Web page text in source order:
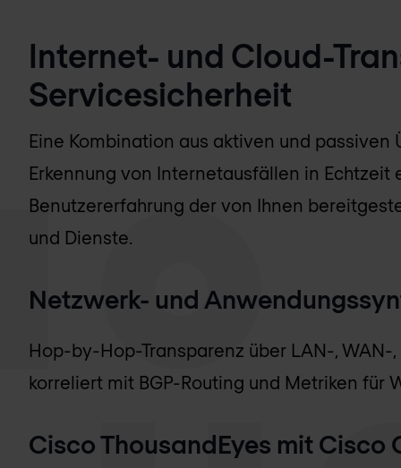
Internet- und Cloud-
Servicesicherheit
Eine Kombination aus aktiven und
Erkennung von Internetausfällen in
Benutzererfahrung der von Ihnen
und Dienste.
Netzwerk- und
Hop-by-Hop-Transparenz über LAN-,
korreliert mit BGP-Routing und Metriken für
Cisco ThousandEyes mit